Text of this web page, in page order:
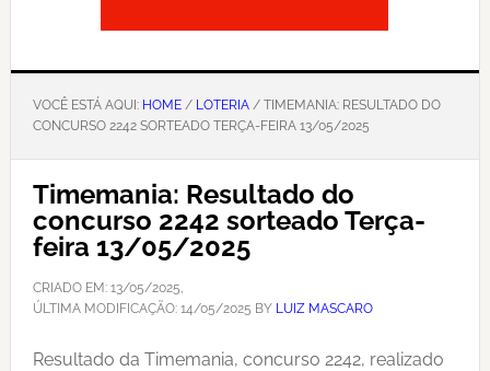
VOCÊ ESTÁ AQUI: HOME/ LOTERIA/ TIMEMANIA: RESULTADO DO
CONCURSO 2242 SORTEADO TERÇA-FEIRA 13/05/2025
Timemania: Resultado do
concurso 2242 sorteado Terça-
feira 13/05/2025
CRIADO EM: 13/05/2025,
ÚLTIMA MODIFICAÇÃO: 14/05/2025 BY LUIZ MASCARO
Resultado da Timemania, concurso 2242, realizado